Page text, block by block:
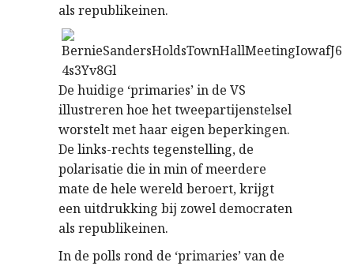
als republikeinen.
De huidige ‘primaries’ in de VS
illustreren hoe het tweepartijenstelsel
worstelt met haar eigen beperkingen.
De links-rechts tegenstelling, de
polarisatie die in min of meerdere
mate de hele wereld beroert, krijgt
een uitdrukking bij zowel democraten
als republikeinen.
In de polls rond de ‘primaries’ van de